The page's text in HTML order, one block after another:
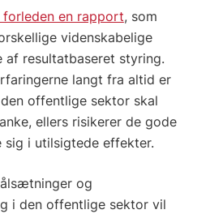
en rapport, som
videnskabelige
af resultatbaseret styring.
langt fra altid er
offentlige sektor skal
ellers risikerer de gode
i utilsigtede effekter.
og
i den offentlige sektor vil